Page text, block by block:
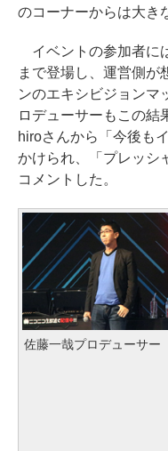
のコーナーからは大き
イベントの参加者に
まで登場し、運営側が
ンのエキシビジョンマ
ロデューサーもこの結
hiroさんから「今後も
かけられ、「プレッシ
コメントした。
佐藤一哉プロデューサー